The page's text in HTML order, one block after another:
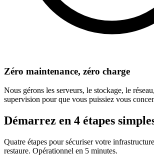
Zéro maintenance, zéro charge
Nous gérons les serveurs, le stockage, le
supervision pour que vous puissiez vous
Démarrez en 4 étapes
Quatre étapes pour sécuriser votre
restaure. Opérationnel en 5 minutes.